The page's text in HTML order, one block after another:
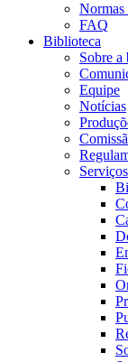
Normas
FAQ
Biblioteca
Sobre a
Equipe
Notícias
Serviços